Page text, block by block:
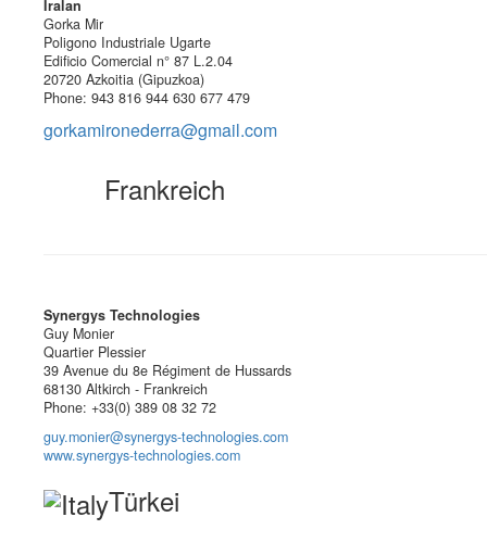
Iralan
Gorka Mir
Poligono Industriale Ugarte
Edificio Comercial n° 87 L.2.04
20720 Azkoitia (Gipuzkoa)
Phone: 943 816 944 630 677 479
gorkamironederra@gmail.com
Frankreich
Synergys Technologies
Guy Monier
Quartier Plessier
39 Avenue du 8e Régiment de Hussards
68130 Altkirch - Frankreich
Phone: +33(0) 389 08 32 72
guy.monier@synergys-technologies.com
www.synergys-technologies.com
Türkei